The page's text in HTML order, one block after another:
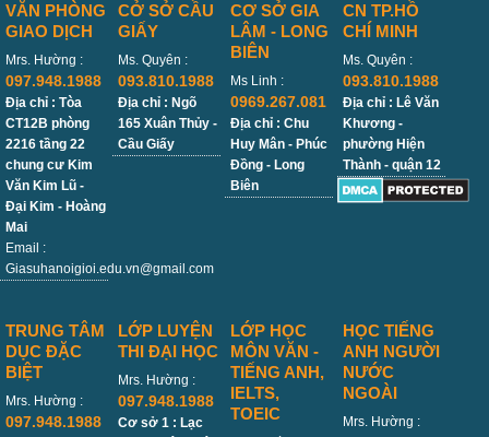
VĂN PHÒNG
GIAO DỊCH
Mrs. Hường :
097.948.1988
Địa chỉ : Tòa
CT12B phòng
2216 tầng 22
chung cư Kim
Văn Kim Lũ -
Đại Kim - Hoàng
Mai
Email :
Giasuhanoigioi.edu.vn@gmail.com
CỞ SỞ CẦU
GIẤY
Ms. Quyên :
093.810.1988
Địa chỉ : Ngõ
165 Xuân Thủy -
Cầu Giấy
CƠ SỞ GIA
LÂM - LONG
BIÊN
Ms Linh :
0969.267.081
Địa chỉ : Chu
Huy Mân - Phúc
Đồng - Long
Biên
CN TP.HỒ
CHÍ MINH
Ms. Quyên :
093.810.1988
Địa chỉ : Lê Văn
Khương -
phường Hiện
Thành - quận 12
TRUNG TÂM
DỤC ĐẶC
BIỆT
Mrs. Hường :
097.948.1988
LỚP LUYỆN
THI ĐẠI HỌC
Mrs. Hường :
097.948.1988
Cơ sở 1 : Lạc
LỚP HỌC
MÔN VĂN -
TIẾNG ANH,
IELTS,
TOEIC
HỌC TIẾNG
ANH NGƯỜI
NƯỚC
NGOÀI
Mrs. Hường :